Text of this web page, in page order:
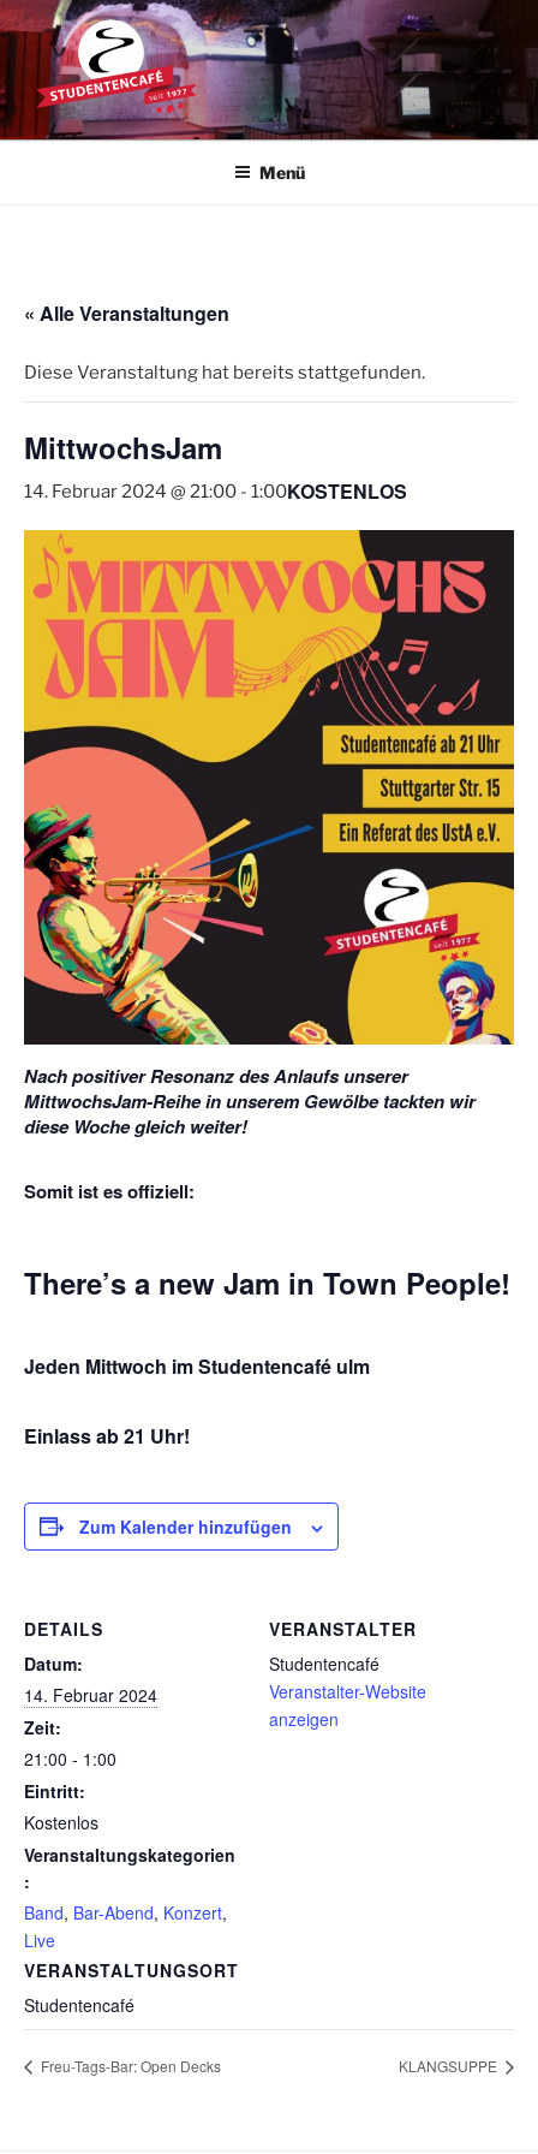
Zum
Inhalt
springen
STUDENTENCAFÉ
Die Kultkneipe in Ulm seit 1977
Menü
« Alle Veranstaltungen
Diese Veranstaltung hat bereits stattgefunden.
MittwochsJam
14. Februar 2024 @ 21:00 - 1:00KOSTENLOS
Nach positiver Resonanz des Anlaufs unserer
MittwochsJam-Reihe in unserem Gewölbe tackten wir
diese Woche gleich weiter!
Somit ist es offiziell:
There’s a new Jam in Town People!
Jeden Mittwoch im Studentencafé ulm
Einlass ab 21 Uhr!
Zum Kalender hinzufügen
DETAILS
Datum:
14. Februar 2024
Zeit:
21:00 - 1:00
Eintritt:
Kostenlos
Veranstaltungskategorien
:
Band, Bar-Abend, Konzert,
Live
VERANSTALTUNGSORT
Studentencafé
VERANSTALTER
Studentencafé
Veranstalter-Website
anzeigen
Freu-Tags-Bar: Open Decks KLANGSUPPE